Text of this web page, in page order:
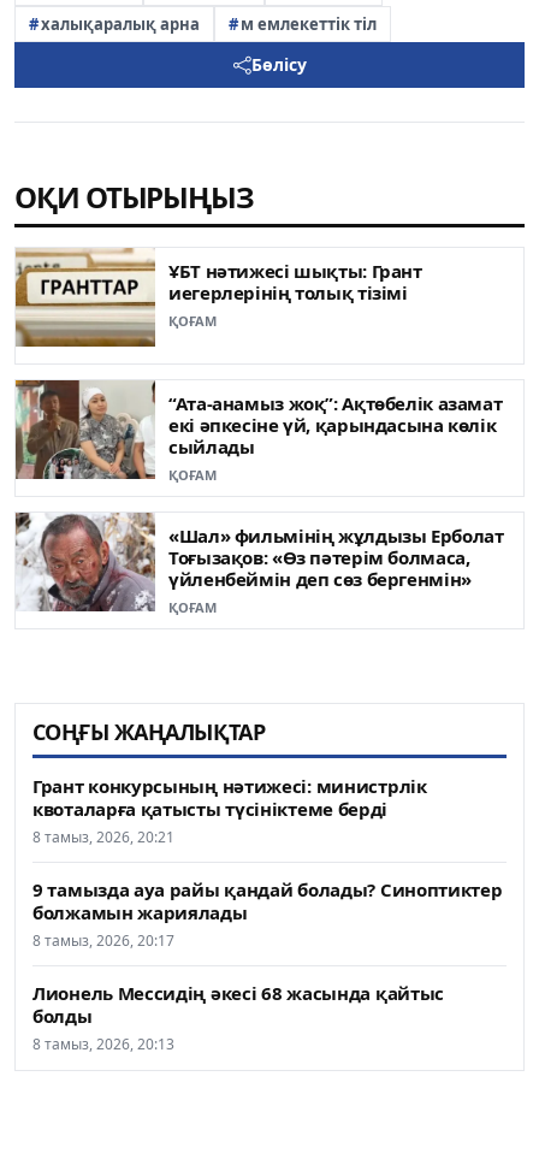
халықаралық арна
м емлекеттік тіл
Бөлісу
ОҚИ ОТЫРЫҢЫЗ
ҰБТ нәтижесі шықты: Грант
иегерлерінің толық тізімі
ҚОҒАМ
“Ата-анамыз жоқ”: Ақтөбелік азамат
екі әпкесіне үй, қарындасына көлік
сыйлады
ҚОҒАМ
«Шал» фильмінің жұлдызы Ерболат
Тоғызақов: «Өз пәтерім болмаса,
үйленбеймін деп сөз бергенмін»
ҚОҒАМ
СОҢҒЫ ЖАҢАЛЫҚТАР
Грант конкурсының нәтижесі: министрлік
квоталарға қатысты түсініктеме берді
8 тамыз, 2026, 20:21
9 тамызда ауа райы қандай болады? Синоптиктер
болжамын жариялады
8 тамыз, 2026, 20:17
Лионель Мессидің әкесі 68 жасында қайтыс
болды
8 тамыз, 2026, 20:13